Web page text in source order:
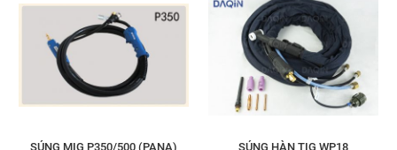
SÚNG MIG P350/500 (PANA) SÚNG HÀN TIG WP18